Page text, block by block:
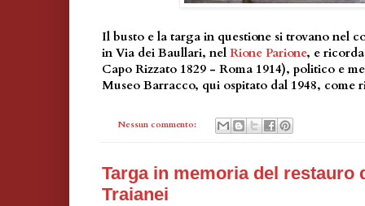
Il busto e la targa in questione si trovano nel
in Via dei Baullari, nel Rione Parione, e
Capo Rizzato 1829 - Roma 1914), politico e
Museo Barracco, qui ospitato dal 1948, come
Nessun commento:
Targa in memoria del restauro
Traianei